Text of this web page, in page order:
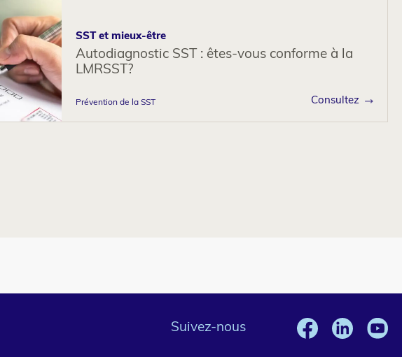
SST et mieux-être
Autodiagnostic SST : êtes-vous conforme à la
LMRSST?
Prévention de la SST Consultez
Suivez-nous